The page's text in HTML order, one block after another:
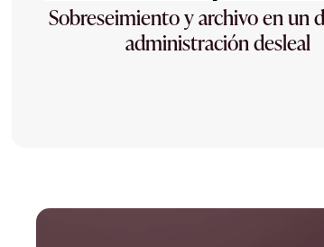
Sobreseimiento y archivo en un
administración desleal